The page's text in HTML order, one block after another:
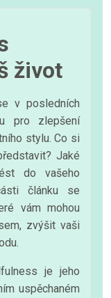
život
v posledních
pro zlepšení
stylu. Co si
Jaké
do vašeho
článku se
vám mohou
zvýšit vaši
je jeho
uspěchaném